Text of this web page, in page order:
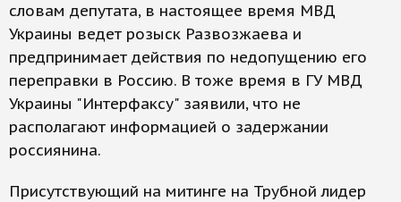
словам депутата, в настоящее время МВД
Украины ведет розыск Развозжаева и
предпринимает действия по недопущению его
переправки в Россию. В тоже время в ГУ МВД
Украины "Интерфаксу" заявили, что не
располагают информацией о задержании
россиянина.
Присутствующий на митинге на Трубной лидер